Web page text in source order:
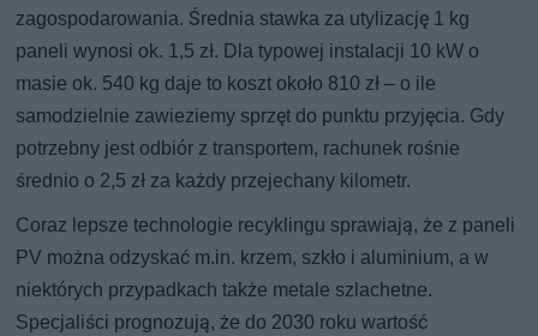
zagospodarowania. Średnia stawka za utylizację 1 kg
paneli wynosi ok. 1,5 zł. Dla typowej instalacji 10 kW o
masie ok. 540 kg daje to koszt około 810 zł – o ile
samodzielnie zawieziemy sprzęt do punktu przyjęcia. Gdy
potrzebny jest odbiór z transportem, rachunek rośnie
średnio o 2,5 zł za każdy przejechany kilometr.
Coraz lepsze technologie recyklingu sprawiają, że z paneli
PV można odzyskać m.in. krzem, szkło i aluminium, a w
niektórych przypadkach także metale szlachetne.
Specjaliści prognozują, że do 2030 roku wartość